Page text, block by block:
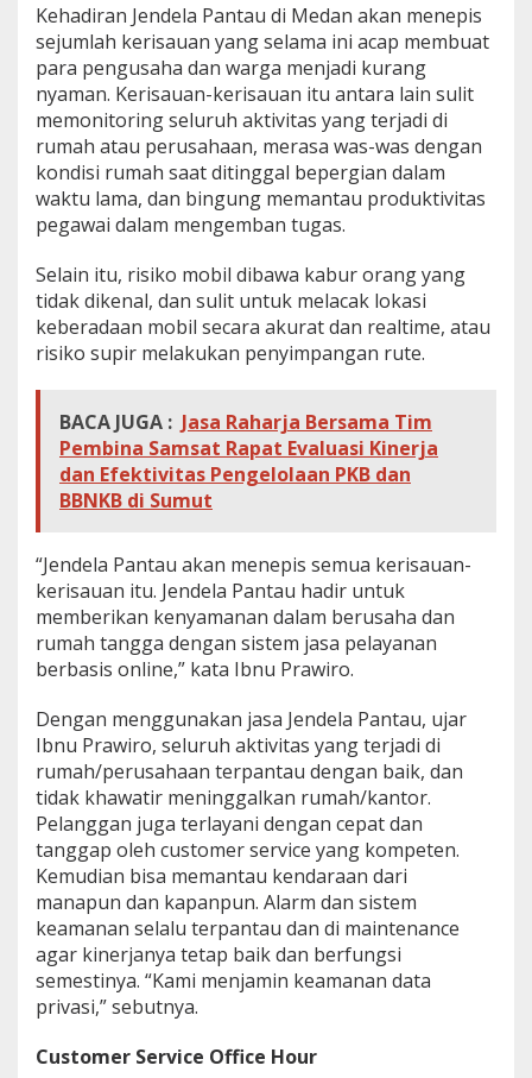
Kehadiran Jendela Pantau di Medan akan menepis
sejumlah kerisauan yang selama ini acap membuat
para pengusaha dan warga menjadi kurang
nyaman. Kerisauan-kerisauan itu antara lain sulit
memonitoring seluruh aktivitas yang terjadi di
rumah atau perusahaan, merasa was-was dengan
kondisi rumah saat ditinggal bepergian dalam
waktu lama, dan bingung memantau produktivitas
pegawai dalam mengemban tugas.
Selain itu, risiko mobil dibawa kabur orang yang
tidak dikenal, dan sulit untuk melacak lokasi
keberadaan mobil secara akurat dan realtime, atau
risiko supir melakukan penyimpangan rute.
BACA JUGA : Jasa Raharja Bersama Tim
Pembina Samsat Rapat Evaluasi Kinerja
dan Efektivitas Pengelolaan PKB dan
BBNKB di Sumut
“Jendela Pantau akan menepis semua kerisauan-
kerisauan itu. Jendela Pantau hadir untuk
memberikan kenyamanan dalam berusaha dan
rumah tangga dengan sistem jasa pelayanan
berbasis online,” kata Ibnu Prawiro.
Dengan menggunakan jasa Jendela Pantau, ujar
Ibnu Prawiro, seluruh aktivitas yang terjadi di
rumah/perusahaan terpantau dengan baik, dan
tidak khawatir meninggalkan rumah/kantor.
Pelanggan juga terlayani dengan cepat dan
tanggap oleh customer service yang kompeten.
Kemudian bisa memantau kendaraan dari
manapun dan kapanpun. Alarm dan sistem
keamanan selalu terpantau dan di maintenance
agar kinerjanya tetap baik dan berfungsi
semestinya. “Kami menjamin keamanan data
privasi,” sebutnya.
Customer Service Office Hour